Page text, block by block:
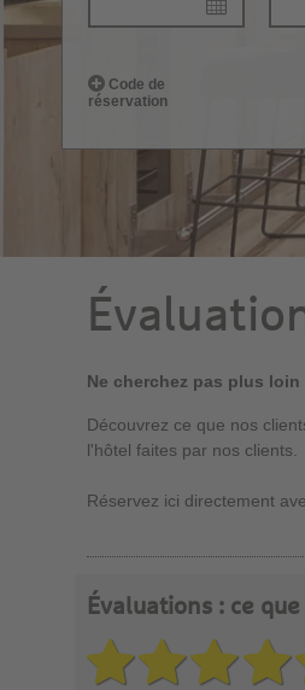
Code de
réservation
Ne cherchez pas plus
Découvrez ce que nos
l'hôtel faites par nos clients.
Réservez ici directement
Évaluations : ce